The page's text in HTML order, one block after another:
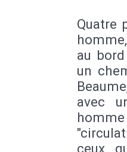
Quatre
au
un
avec
ceux